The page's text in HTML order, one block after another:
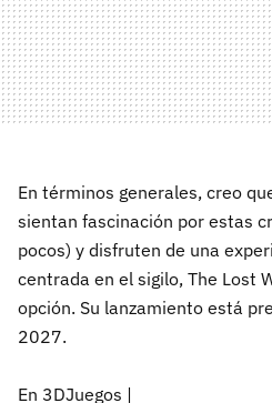
En términos generales, creo
sientan fascinación por estas
pocos) y disfruten de una
centrada en el sigilo, The Lost
opción. Su lanzamiento está
2027.
En 3DJuegos |